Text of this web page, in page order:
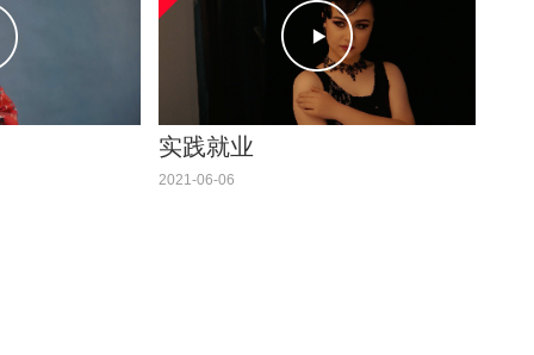
实践就业
2021-06-06